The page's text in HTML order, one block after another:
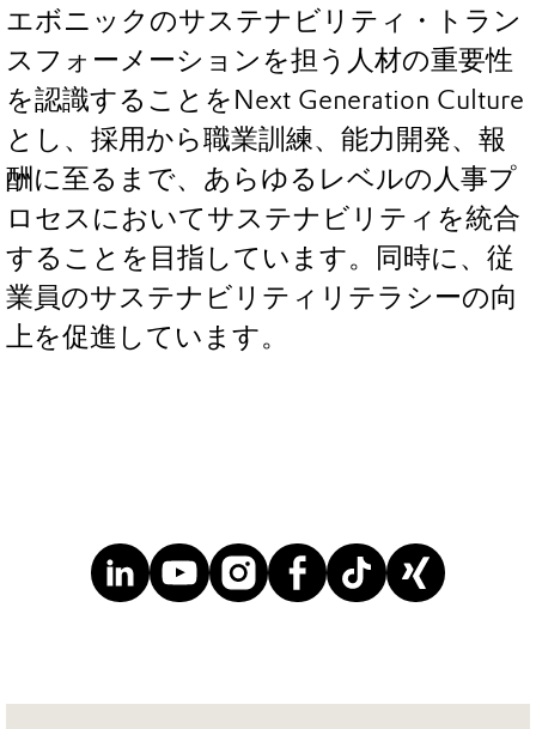
エボニックのサステナビリティ・トラン
スフォーメーションを担う人材の重要性
を認識することをNext Generation Culture
とし、採用から職業訓練、能力開発、報
酬に至るまで、あらゆるレベルの人事プ
ロセスにおいてサステナビリティを統合
することを目指しています。同時に、従
業員のサステナビリティリテラシーの向
上を促進しています。